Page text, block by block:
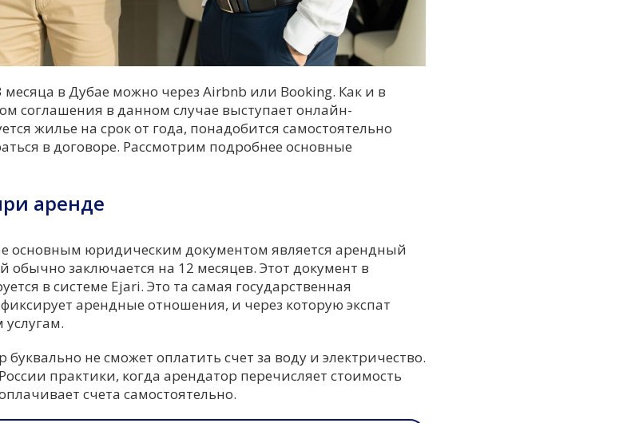
в Дубае можно через Airbnb или Booking. Как и в
соглашения в данном случае выступает онлайн-
жилье на срок от года, понадобится самостоятельно
в договоре. Рассмотрим подробнее основные
аренде
основным юридическим документом является арендный
обычно заключается на 12 месяцев. Этот документ в
в системе Ejari. Это та самая государственная
арендные отношения, и через которую экспат
не сможет оплатить счет за воду и электричество.
практики, когда арендатор перечисляет стоимость
счета самостоятельно.